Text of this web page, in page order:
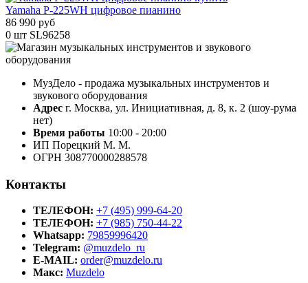
Yamaha P-225WH цифровое пианино
86 990 руб
0 шт SL96258
МузДело - продажа музыкальных инструментов и
звукового оборудования
Адрес г. Москва, ул. Инициативная, д. 8, к. 2 (шоу-рума
нет)
Время работы 10:00 - 20:00
ИП Порецкий М. М.
ОГРН 308770000288578
Контакты
ТЕЛЕФОН: +7 (495) 999-64-20
ТЕЛЕФОН: +7 (985) 750-44-22
Whatsapp: 79859996420
Telegram: @muzdelo_ru
E-MAIL: order@muzdelo.ru
Макс: Muzdelo